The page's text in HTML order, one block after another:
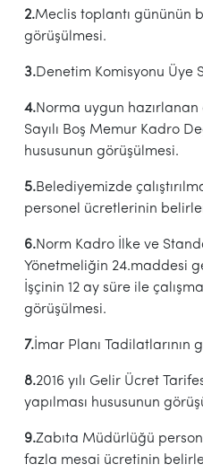
2.Meclis toplantı gününün
görüşülmesi.
3.Denetim Komisyonu Üye
4.Norma uygun hazırlanan
Sayılı Boş Memur Kadro
hususunun görüşülmesi.
5.Belediyemizde
personel ücretlerinin
6.Norm Kadro İlke ve
Yönetmeliğin 24.maddesi
İşçinin 12 ay süre ile
görüşülmesi.
7.İmar Planı Tadilatlarının
8.2016 yılı Gelir Ücret
yapılması hususunun
9.Zabıta Müdürlüğü
fazla mesai ücretinin